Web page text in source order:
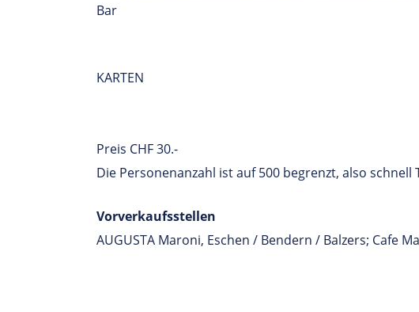
Bar
KARTEN
Preis CHF 30.-
Die Personenanzahl ist auf 500 begrenzt, also schnell
Vorverkaufsstellen
AUGUSTA Maroni, Eschen / Bendern / Balzers; Cafe